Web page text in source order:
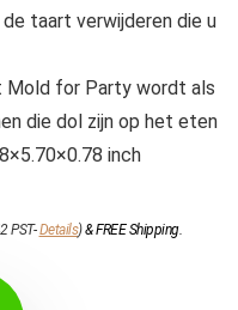
taart verwijderen die u
Mold for Party wordt als
die dol zijn op het eten
inch
PST-Details)&FREE Shipping.